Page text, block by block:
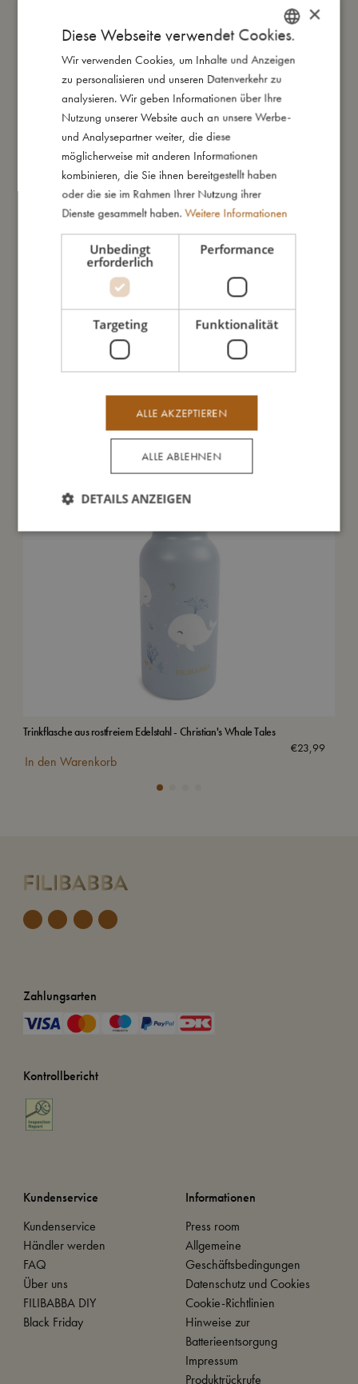
farblich abgestimmten Rändern, was den Lätzchen einen
minimalistischen Look verleiht.
So groß bin ich
Daraus bin ich gemacht
So kannst Du mich pflegen
Meine Daten
Das könnte dir auch gefallen
Trinkflasche aus rostfreiem Edelstahl - Christian's Whale Tales
€23,99
In den Warenkorb
Zahlungsarten
Kontrollbericht
Kundenservice
Kundenservice
Händler werden
FAQ
Über uns
FILIBABBA DIY
Black Friday
Informationen
Press room
Allgemeine
Geschäftsbedingungen
Datenschutz und Cookies
Cookie-Richtlinien
Hinweise zur
Batterieentsorgung
Impressum
Produktrückrufe
DANISH
ENGLISH
GERMAN
×
Diese Webseite verwendet Cookies.
Wir verwenden Cookies, um Inhalte und Anzeigen
zu personalisieren und unseren Datenverkehr zu
analysieren. Wir geben Informationen über Ihre
Nutzung unserer Website auch an unsere Werbe-
und Analysepartner weiter, die diese
möglicherweise mit anderen Informationen
kombinieren, die Sie ihnen bereitgestellt haben
oder die sie im Rahmen Ihrer Nutzung ihrer
Dienste gesammelt haben. Weitere Informationen
Unbedingt
erforderlich
Performance
Targeting Funktionalität
ALLE AKZEPTIEREN
ALLE ABLEHNEN
DETAILS ANZEIGEN